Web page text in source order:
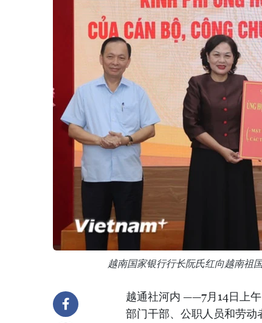
越南国家银行行长阮氏红向越南祖
越通社河内 ——7月14日上
部门干部、公职人员和劳动